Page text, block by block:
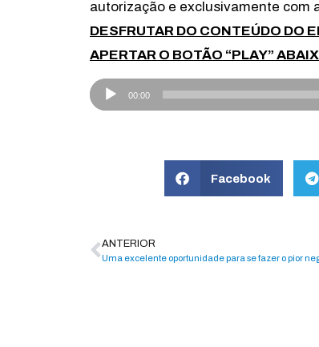
autorização e exclusivamente com
DESFRUTAR DO CONTEÚDO DO
APERTAR O BOTÃO “PLAY”
Tocador
de
00:00
Facebook
ANTERIOR
Uma excelente oportunidade para se fazer o pior